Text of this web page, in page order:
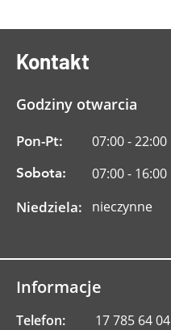
Kontakt
Godziny otwarcia
Pon-Pt: 07:00 - 22:00
Sobota: 07:00 - 16:00
Niedziela: nieczynne
Informacje
Telefon: 17 785 64 04